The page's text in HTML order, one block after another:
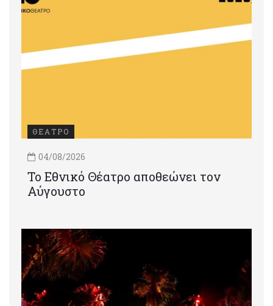
ΘΕΑΤΡΟ
04/08/2026
Το Εθνικό Θέατρο αποθεώνει τον
Αύγουστο